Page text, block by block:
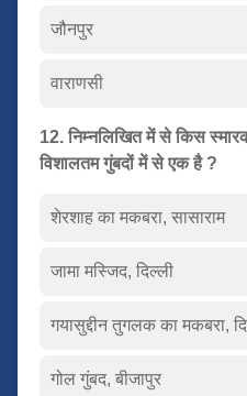
जौनपुर
वाराणसी
12. निम्नलिखित में से किस
विशालतम गुंबदों में से एक है ?
शेरशाह का मकबरा, सासाराम
जामा मस्जिद, दिल्ली
गयासुद्दीन तुगलक का मकबरा,
गोल गुंबद, बीजापुर